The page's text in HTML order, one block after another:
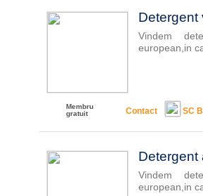
Detergent
Vindem
european,in
Membru
gratuit
Contact SC
Detergent
Vindem
european,in